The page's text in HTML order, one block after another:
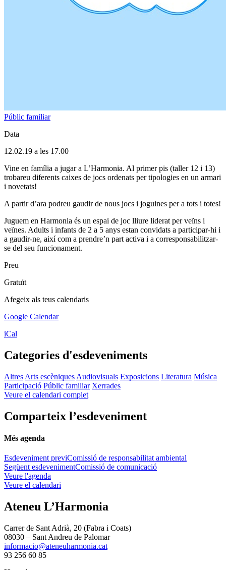
Públic familiar
Data
12.02.19 a les 17.00
Vine en família a jugar a L’Harmonia. Al primer pis (taller 12 i 13)
trobareu diferents caixes de jocs ordenats per tipologies en un armari
i novetats!
A partir d’ara podreu gaudir de nous jocs i joguines per a tots i totes!
Juguem en Harmonia és un espai de joc lliure liderat per veïns i
veïnes. Adults i infants de 2 a 5 anys estan convidats a participar-hi i
a gaudir-ne, així com a prendre’n part activa i a corresponsabilitzar-
se del seu funcionament.
Preu
Gratuït
Afegeix als teus calendaris
Google Calendar
iCal
Categories d'esdeveniments
Altres Arts escèniques Audiovisuals Exposicions Literatura Música
Participació Públic familiar Xerrades
Veure el calendari complet
Comparteix l’esdeveniment
Més agenda
Esdeveniment previComissió de responsabilitat ambiental
Següent esdevenimentComissió de comunicació
Veure l'agenda
Veure el calendari
Ateneu L’Harmonia
Carrer de Sant Adrià, 20 (Fabra i Coats)
08030 – Sant Andreu de Palomar
informacio@ateneuharmonia.cat
93 256 60 85